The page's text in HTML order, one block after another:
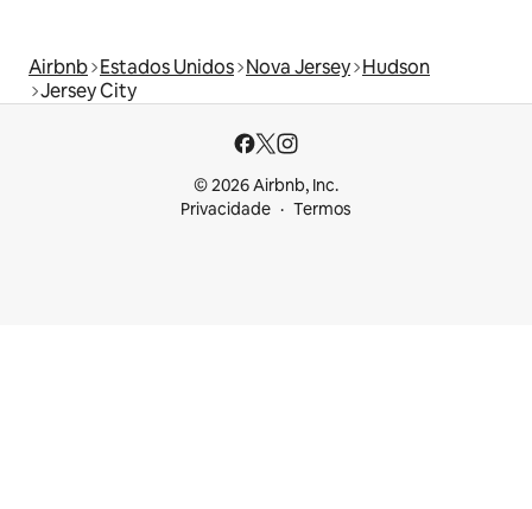
Airbnb Estados Unidos Nova Jersey Hudson
Jersey City
© 2026 Airbnb, Inc.
Privacidade
Termos